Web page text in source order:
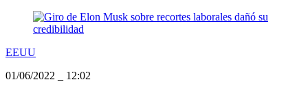
EEUU
01/06/2022
12:02